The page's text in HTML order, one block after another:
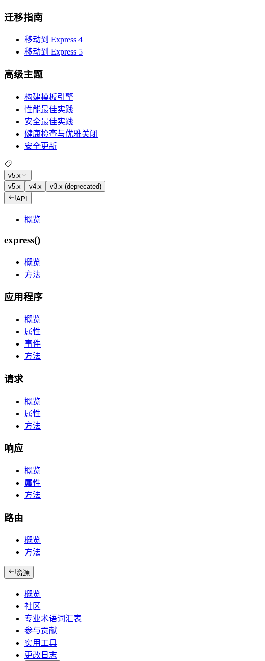
迁移指南
移动到 Express 4
移动到 Express 5
高级主题
构建模板引擎
性能最佳实践
安全最佳实践
健康检查与优雅关闭
安全更新
v5.x
v5.x
v4.x
v3.x (deprecated)
API
概览
express()
概览
方法
应用程序
概览
属性
事件
方法
请求
概览
属性
方法
响应
概览
属性
方法
路由
概览
方法
资源
概览
社区
专业术语词汇表
参与贡献
实用工具
更改日志